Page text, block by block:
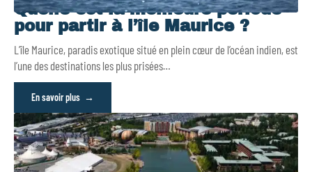
Quelle est la meilleure période
pour partir à l’île Maurice ?
L’île Maurice, paradis exotique situé en plein cœur de l’océan indien, est
l’une des destinations les plus prisées…
En savoir plus